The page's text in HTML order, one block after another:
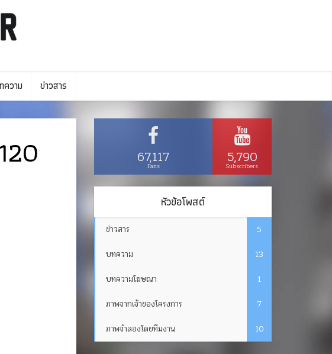
ความ ข่าวสาร
67,117
Fans 5,790
Subscribers
หัวข้อโพสต์
ข่าวสาร
5
บทความ
13
บทความโฆษณา
1
ภาพจากเจ้าของโครงการ
7
ภาพจำลองโดยทีมงาน
10